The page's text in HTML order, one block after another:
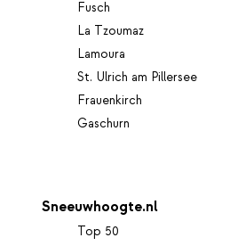
Fusch
La Tzoumaz
Lamoura
St. Ulrich am Pillersee
Frauenkirch
Gaschurn
Sneeuwhoogte.nl
Top 50